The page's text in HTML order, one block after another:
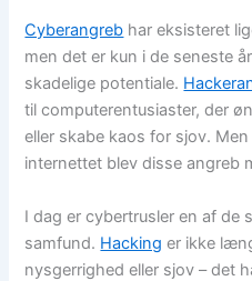
Cyberangreb har eksisteret
men det er kun i de seneste
skadelige potentiale.
til computerentusiaster, der
eller skabe kaos for sjov.
internettet blev disse angreb
I dag er cybertrusler en af de
samfund. Hacking er ikke
nysgerrighed eller sjov – det